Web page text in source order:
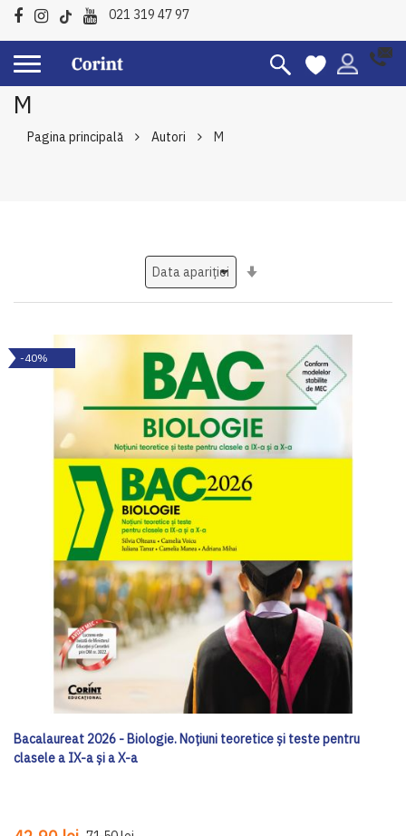
021 319 47 97
M
Pagina principală Autori M
-40%
Bacalaureat 2026 - Biologie. Noțiuni teoretice și teste pentru
clasele a IX-a și a X-a